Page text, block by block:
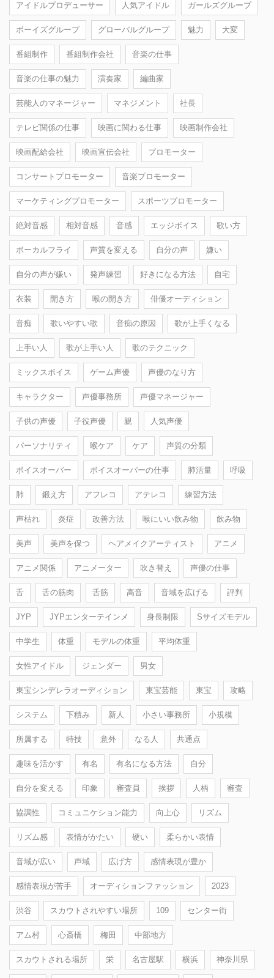
アイドルプロデューサー 人気アイドル ガールズグループ
ボーイズグループ グローバルグループ 魅力 大変
番組制作 番組制作会社 音楽の仕事
音楽の仕事の魅力 演奏家 編曲家
芸能人のマネージャー マネジメント 社長
テレビ関係の仕事 映画に関わる仕事 映画制作会社
映画配給会社 映画宣伝会社 プロモーター
コンサートプロモーター 音楽プロモーター
マーケティングプロモーター スポーツプロモーター
絶対音感 相対音感 音感 エッジボイス 歌い方
ボーカルフライ 声質を変える 自分の声 嫌い
自分の声が嫌い 発声練習 好きになる方法 自宅
衣装 開き方 喉の開き方 俳優オーディション
音痴 歌いやすい歌 音痴の原因 歌が上手くなる
上手い人 歌が上手い人 歌のテクニック
ミックスボイス ゲーム声優 声優のなり方
キャラクター 声優事務所 声優マネージャー
子供の声優 子役声優 親 人気声優
パーソナリティ 喉ケア ケア 声質の分類
ボイスオーバー ボイスオーバーの仕事 肺活量 呼吸
肺 鍛え方 アフレコ アテレコ 練習方法
声枯れ 炎症 改善方法 喉にいい飲み物 飲み物
美声 美声を保つ ヘアメイクアーティスト アニメ
アニメ関係 アニメーター 吹き替え 声優の仕事
舌 舌の筋肉 舌筋 高音 音域を広げる 評判
JYP JYPエンターテインメ 身長制限 Sサイズモデル
中学生 体重 モデルの体重 平均体重
女性アイドル ジェンダー 男女
東宝シンデレラオーディション 東宝芸能 東宝 攻略
システム 下積み 新人 小さい事務所 小規模
所属する 特技 意外 なる人 共通点
趣味を活かす 有名 有名になる方法 自分
自分を変える 印象 審査員 挨拶 人柄 審査
協調性 コミュニケション能力 向上心 リズム
リズム感 表情がかたい 硬い 柔らかい表情
音域が広い 声域 広げ方 感情表現が豊か
感情表現が苦手 オーディションファッション 2023
渋谷 スカウトされやすい場所 109 センター街
アム村 心斎橋 梅田 中部地方
スカウトされる場所 栄 名古屋駅 横浜 神奈川県